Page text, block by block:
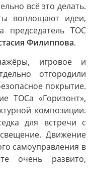
всё это делать.
воплощают идеи,
председатель ТОС
Филиппова.
игровое и
отгородили
покрытие.
ТОСа «Горизонт»,
композиции.
для встречи с
Движение
самоуправления в
очень развито,